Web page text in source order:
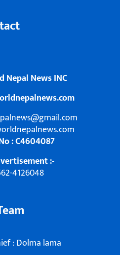
Nepal News INC
: C4604087
:-
4126048
: Dolma lama